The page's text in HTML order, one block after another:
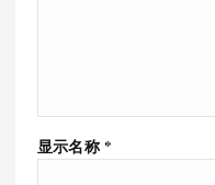
显示名称 *